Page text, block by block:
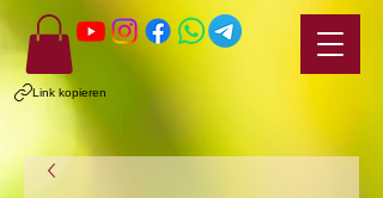
Link kopieren